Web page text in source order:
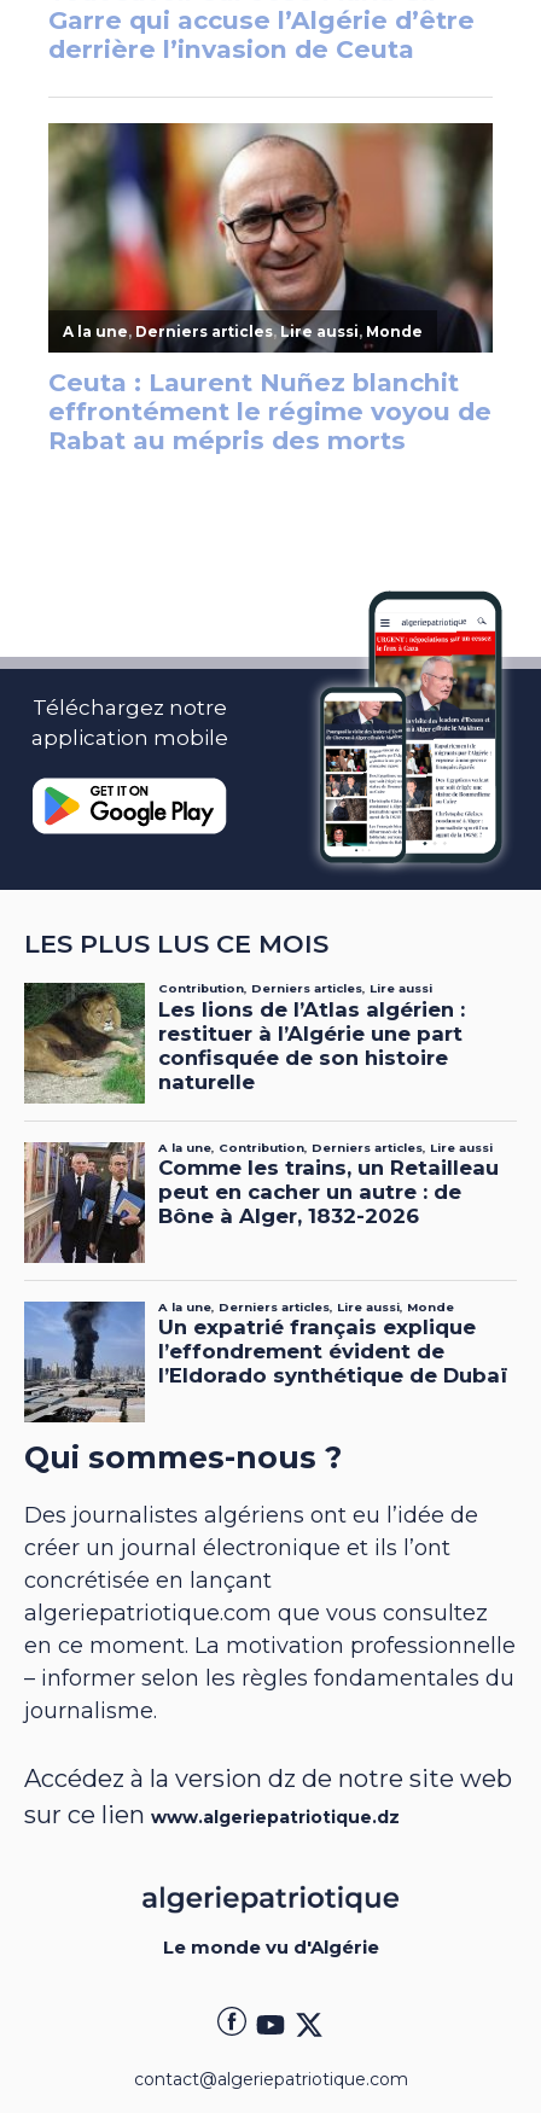
Téléchargez notre
application mobile
LES PLUS LUS CE MOIS
Qui sommes-nous ?
Des journalistes algériens ont eu l’idée de
créer un journal électronique et ils l’ont
concrétisée en lançant
algeriepatriotique.com que vous consultez
en ce moment. La motivation professionnelle
– informer selon les règles fondamentales du
journalisme.
Accédez à la version dz de notre site web
sur ce lien www.algeriepatriotique.dz
Le monde vu d'Algérie
contact@algeriepatriotique.com